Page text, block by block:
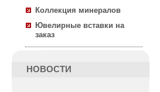
Коллекция минералов
Ювелирные вставки на
заказ
НОВОСТИ